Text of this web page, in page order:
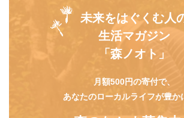
未来をはぐくむ人
生活マガジン
「森ノオト」
月額500円の寄付で、
あなたのローカルライフが豊か